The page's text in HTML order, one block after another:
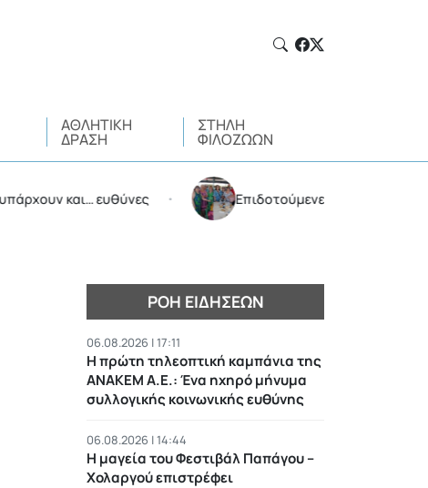
ΑΘΛΗΤΙΚΉ
ΔΡΆΣΗ
ΣΤΉΛΗ
ΦΙΛΌΖΩΩΝ
και… ευθύνες • Επιδοτούμενες διακοπές από τον
ΡΟΉ ΕΙΔΉΣΕΩΝ
06.08.2026 | 17:11
Η πρώτη τηλεοπτική καμπάνια της
ΑΝΑΚΕΜ Α.Ε.: Ένα ηχηρό μήνυμα
συλλογικής κοινωνικής ευθύνης
06.08.2026 | 14:44
Η μαγεία του Φεστιβάλ Παπάγου –
Χολαργού επιστρέφει